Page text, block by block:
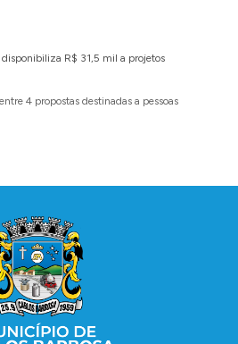
R$ 31,5 mil a projetos
4 propostas destinadas a pessoas